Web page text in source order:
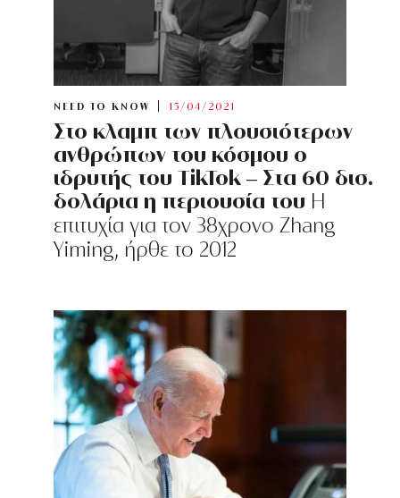
NEED TO KNOW 15/04/2021
Στο κλαμπ των πλουσιότερων
ανθρώπων του κόσμου ο
ιδρυτής του TikTok – Στα 60 δισ.
δολάρια η περιουσία του H
επιτυχία για τον 38χρονο Zhang
Yiming, ήρθε το 2012